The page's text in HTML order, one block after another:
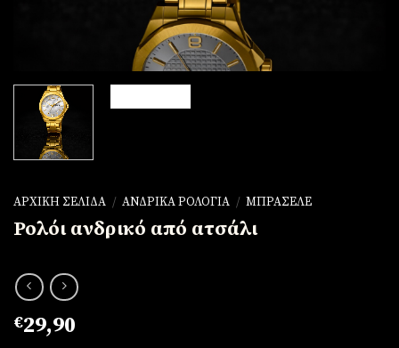
ΑΡΧΙΚΉ ΣΕΛΊΔΑ / ΑΝΔΡΙΚΆ ΡΟΛΌΓΙΑ / ΜΠΡΑΣΕΛΈ
Ρολόι ανδρικό από ατσάλι
€29,90